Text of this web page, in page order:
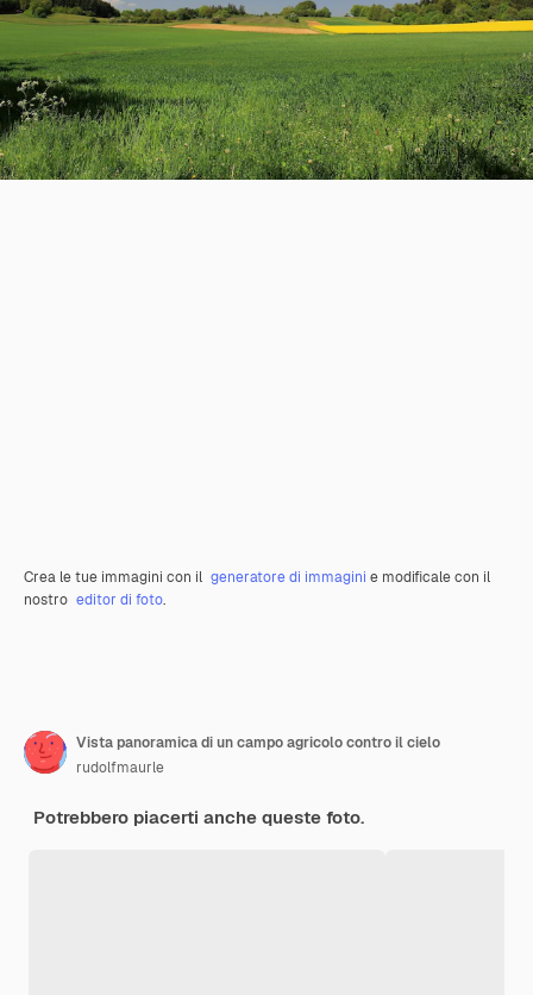
Crea le tue immagini con il generatore di immagini e modificale con il
nostro editor di foto.
Vista panoramica di un campo agricolo contro il cielo
rudolfmaurle
Potrebbero piacerti anche queste foto.